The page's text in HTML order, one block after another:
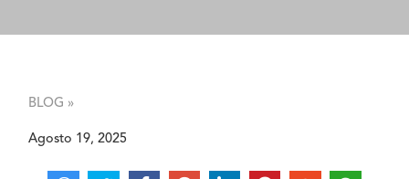
BLOG »
Agosto 19, 2025